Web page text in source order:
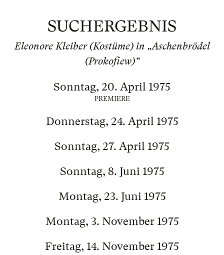
SUCHERGEBNIS
Eleonore Kleiber (Kostüme) in „Aschenbrödel
(Prokofiew)“
Sonntag, 20. April 1975
PREMIERE
Donnerstag, 24. April 1975
Sonntag, 27. April 1975
Sonntag, 8. Juni 1975
Montag, 23. Juni 1975
Montag, 3. November 1975
Freitag, 14. November 1975